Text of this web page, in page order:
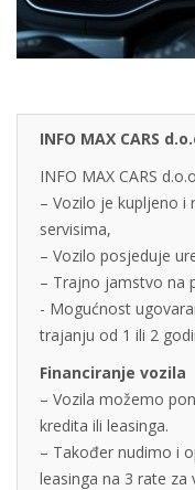
INFO MAX CARS
INFO MAX CARS
– Vozilo je kupljeno i
servisima,
– Vozilo posjeduje
– Trajno jamstvo na
- Mogućnost
trajanju od 1 ili 2
Financiranje vozila
– Vozila možemo
kredita ili leasinga.
– Također nudimo i
leasinga na 3 rate